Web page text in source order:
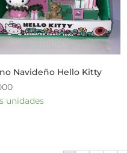
Navideño Hello Kitty
unidades